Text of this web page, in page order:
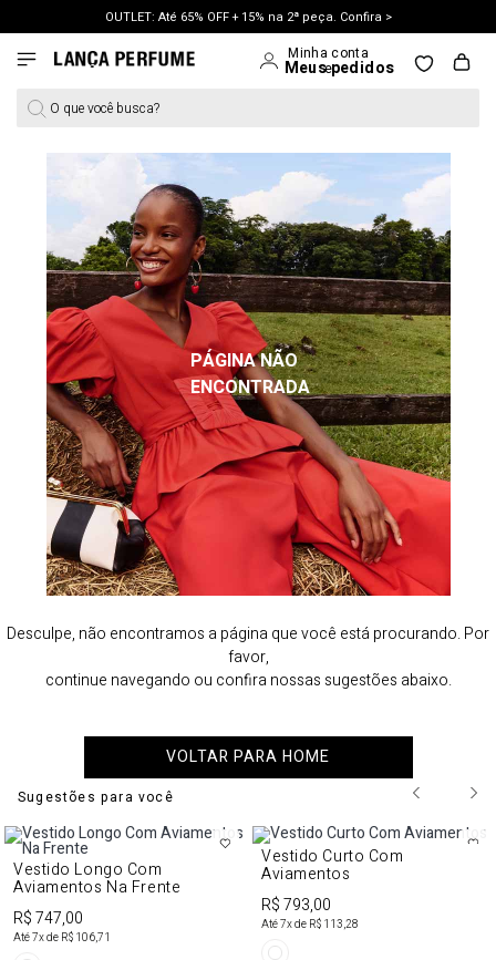
OUTLET: Até 65% OFF + 15% na 2ª peça. Confira >
LANÇAMENTO PRIMAVERA 27. Clique e aproveite.
O que você busca?
PÁGINA NÃO
ENCONTRADA
Desculpe, não encontramos a página que você está procurando. Por
favor,
continue navegando ou confira nossas sugestões abaixo.
VOLTAR PARA HOME
Sugestões para você
Vestido Longo Com
Aviamentos Na Frente
R$ 747,00
Até7x de R$ 106,71
Vestido Curto Com
Aviamentos
R$ 793,00
Até7x de R$ 113,28